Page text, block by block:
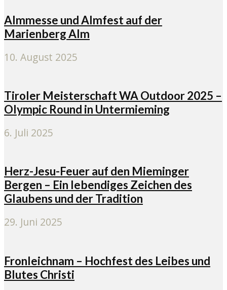
Almmesse und Almfest auf der
Marienberg Alm
10. August 2025
Tiroler Meisterschaft WA Outdoor 2025 –
Olympic Round in Untermieming
6. Juli 2025
Herz-Jesu-Feuer auf den Mieminger
Bergen – Ein lebendiges Zeichen des
Glaubens und der Tradition
29. Juni 2025
Fronleichnam – Hochfest des Leibes und
Blutes Christi